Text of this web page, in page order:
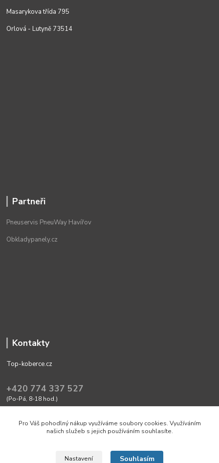
Masarykova třída 795
Orlová - Lutyně 73514
Partneři
Pneuservis PneuWay Havířov
Obkladypanely.cz
Kontakty
Top-koberce.cz
+420 774 337 527
(Po-Pá, 8-18 hod.)
Pro Váš pohodlný nákup využíváme soubory cookies. Využíváním
našich služeb s jejich používáním souhlasíte.
Nastavení Souhlasím